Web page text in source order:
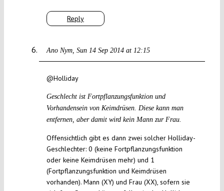
Reply
Ano Nym Sun 14 Sep 2014 at 12:15
@Holliday
Geschlecht ist Fortpflanzungsfunktion und
Vorhandensein von Keimdrüsen. Diese kann man
entfernen, aber damit wird kein Mann zur Frau.
Offensichtlich gibt es dann zwei solcher Holliday-
Geschlechter: 0 (keine Fortpflanzungsfunktion
oder keine Keimdrüsen mehr) und 1
(Fortpflanzungsfunktion und Keimdrüsen
vorhanden). Mann (XY) und Frau (XX), sofern sie